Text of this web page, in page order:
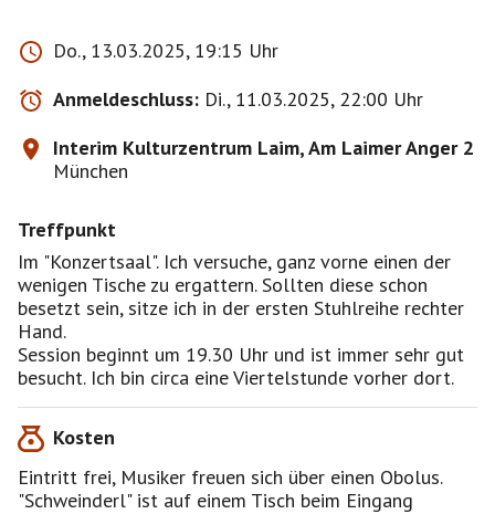
Do., 13.03.2025, 19:15 Uhr
Anmeldeschluss: Di., 11.03.2025, 22:00 Uhr
Interim Kulturzentrum Laim, Am Laimer Anger 2
München
Treffpunkt
Im "Konzertsaal". Ich versuche, ganz vorne einen der
wenigen Tische zu ergattern. Sollten diese schon
besetzt sein, sitze ich in der ersten Stuhlreihe rechter
Hand.
Session beginnt um 19.30 Uhr und ist immer sehr gut
besucht. Ich bin circa eine Viertelstunde vorher dort.
Kosten
Eintritt frei, Musiker freuen sich über einen Obolus.
"Schweinderl" ist auf einem Tisch beim Eingang